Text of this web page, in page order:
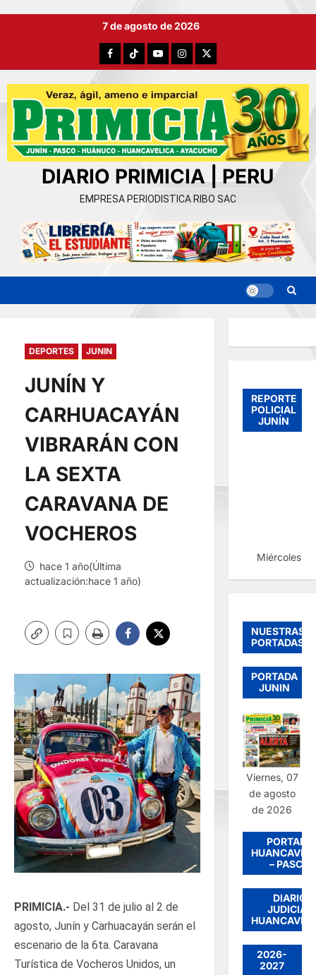
7 de agosto de 2026
FacebookTikTokYouTubeInstagram
X
DIARIO PRIMICIA | PERU
EMPRESA PERIODISTICA RIBO SAC
DEPORTES JUNIN
JUNÍN Y
CARHUACAYÁN
VIBRARÁN CON
LA SEXTA
CARAVANA DE
VOCHEROS
hace 1 año(Última
actualización:hace 1 año)
PRIMICIA.- Del 31 de julio al 2 de
agosto, Junín y Carhuacayán serán el
escenario de la 6ta. Caravana
Turística de Vocheros Unidos, un
REPORTE
POLICIAL
JUNÍN
Miércoles,
NUESTRAS
PORTADAS
PORTADA
JUNIN
Viernes, 07
de agosto
de 2026
PORTADA
– PASCO
DIARIO
JUDICIAL
2026-
2027